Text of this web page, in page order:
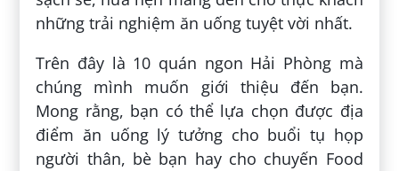
những trải nghiệm ăn uống tuyệt vời nhất.
Trên đây là 10 quán ngon Hải Phòng mà
chúng mình muốn giới thiệu đến bạn.
Mong rằng, bạn có thể lựa chọn được địa
điểm ăn uống lý tưởng cho buổi tụ họp
người thân, bè bạn hay cho chuyến Food